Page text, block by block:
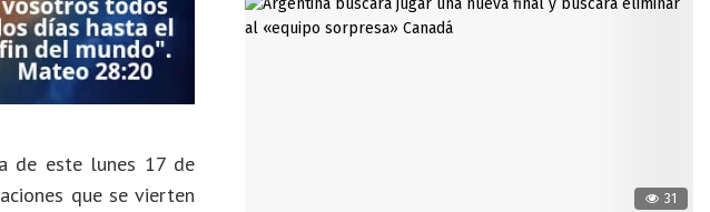
de este lunes 17 de
que se vierten
31